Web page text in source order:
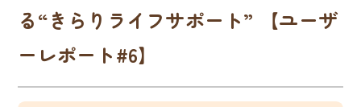
る“きらりライフサポート” 【ユーザ
ーレポート#6】